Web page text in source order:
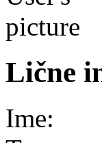
Lične
Ime: